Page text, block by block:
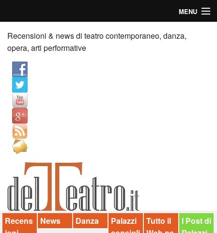
MENU
Home
Recensioni
Anticipazioni
News
Palazzi consiglia
Video
Chi siamo
Contatti
dT in English
Recensioni & news di teatro contemporaneo, danza,
opera, arti performative
Recens
News Danza
Palazzi
Tutto il
I Post di